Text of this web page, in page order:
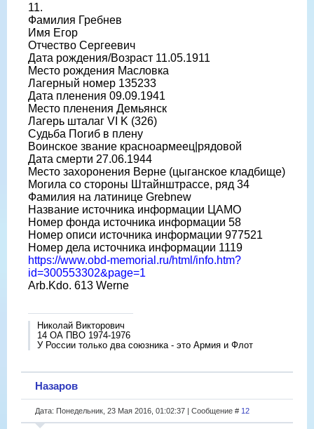
11.
Фамилия Гребнев
Имя Егор
Отчество Сергеевич
Дата рождения/Возраст 11.05.1911
Место рождения Масловка
Лагерный номер 135233
Дата пленения 09.09.1941
Место пленения Демьянск
Лагерь шталаг VI K (326)
Судьба Погиб в плену
Воинское звание красноармеец|рядовой
Дата смерти 27.06.1944
Место захоронения Верне (цыганское кладбище)
Могила со стороны Штайнштрассе, ряд 34
Фамилия на латинице Grebnew
Название источника информации ЦАМО
Номер фонда источника информации 58
Номер описи источника информации 977521
Номер дела источника информации 1119
https://www.obd-memorial.ru/html/info.htm?
id=300553302&page=1
Arb.Kdo. 613 Werne
Николай Викторович
14 ОА ПВО 1974-1976
У России только два союзника - это Армия и Флот
Назаров
Дата: Понедельник, 23 Мая 2016, 01:02:37 | Сообщение # 12